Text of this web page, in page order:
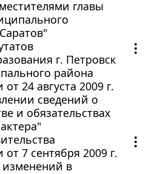
главы
г. Петровск
района
24 августа 2009 г.
сведений о
и обязательствах
7 сентября 2009 г.
в